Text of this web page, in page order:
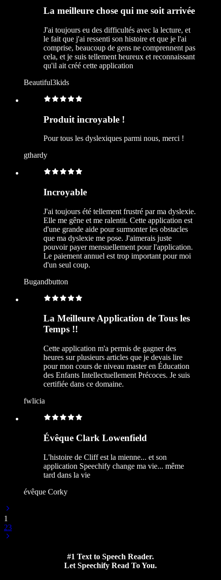
La meilleure chose qui me soit arrivée
J'ai toujours eu des difficultés avec la lecture, et
le fait que j'ai ressenti son histoire et que je l'ai
comprise, beaucoup de gens ne comprennent pas
cela, et je suis tellement heureux et reconnaissant
qu'il ait créé cette application
Beautiful3kids
Produit incroyable !
Pour tous les dyslexiques parmi nous, merci !
gthardy
Incroyable
J'ai toujours été tellement frustré par ma dyslexie.
Elle me gêne et me ralentit. Cette application est
d'une grande aide pour surmonter les obstacles
que ma dyslexie me pose. J'aimerais juste
pouvoir payer mensuellement pour l'application.
Le paiement annuel est trop important pour moi
d'un seul coup.
Bugandbutton
La Meilleure Application de Tous les
Temps !!
Cette application m'a permis de gagner des
heures sur plusieurs articles que je devais lire
pour mon cours de niveau master en Éducation
des Enfants Intellectuellement Précoces. Je suis
certifiée dans ce domaine.
fwlicia
Évêque Clark Lowenfield
L'histoire de Cliff est la mienne... et son
application Speechify change ma vie... même
tard dans la vie
évêque Corky
1
23
#1 Text to Speech Reader.
Let Speechify Read To You.